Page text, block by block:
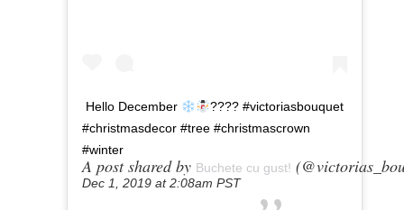
Hello December
???? #victoriasbouquet
#christmasdecor #tree #christmascrown
#winter
A post shared by Buchete cu gust!
Dec 1, 2019 at 2:08am PST